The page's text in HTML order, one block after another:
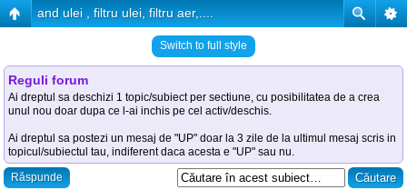
and ulei , filtru ulei, filtru aer,....
Switch to full style
Reguli forum
Ai dreptul sa deschizi 1 topic/subiect per sectiune, cu posibilitatea de a crea
unul nou doar dupa ce l-ai inchis pe cel activ/deschis.
Ai dreptul sa postezi un mesaj de "UP" doar la 3 zile de la ultimul mesaj scris in
topicul/subiectul tau, indiferent daca acesta e "UP" sau nu.
Răspunde